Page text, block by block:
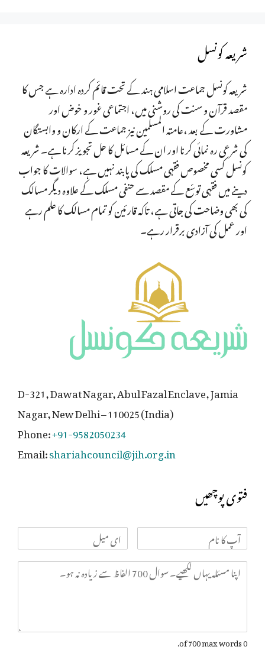
شریعہ کونسل
شریعہ کونسل جماعت اسلامی ہند کے تحت قائم کردہ ادارہ ہے جس کا
مقصد قرآن و سنت کی روشنی میں، اجتماعی غور و خوض اور
مشاورت کے بعد ،عامتہ المسلمین نیز جماعت کے ارکان و وابستگان
کی شرعی رہ نمائی کرنا اور ان کے مسائل کا حل تجویز کرنا ہے۔ شریعہ
کونسل کسی مخصوص فقہی مسلک کی پابند نہیں ہے، سوالات کا جواب
دینے میں فقہی توسّع کے مقصد سے حنفی مسلک کے علاوہ دیگر مسالک
کی بھی وضاحت کی جاتی ہے، تاکہ قارئین کو تمام مسالک کا علم رہے
اور عمل کی آزادی برقرار رہے۔
D-321, Dawat Nagar, Abul Fazal Enclave, Jamia
Nagar, New Delhi – 110025 (India)
Phone:+91-9582050234
Email:shariahcouncil@jih.org.in
فتوی پوچھیں
0 of 700 max words.